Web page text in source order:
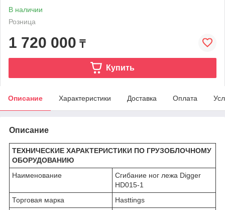
В наличии
Розница
1 720 000 ₸
Купить
Описание Характеристики Доставка Оплата
Описание
ТЕХНИЧЕСКИЕ ХАРАКТЕРИСТИКИ ПО ГРУЗОБЛОЧНОМУ
ОБОРУДОВАНИЮ
Наименование
Сгибание ног лежа Digger
HD015-1
Торговая марка
Hasttings